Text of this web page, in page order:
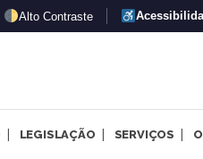
Alto Contraste
LEGISLAÇÃO SERVIÇOS